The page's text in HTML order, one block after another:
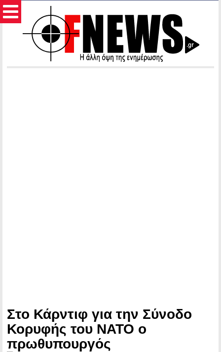
Στο Κάρντιφ για την Σύνοδο
Κορυφής του ΝΑΤΟ ο
πρωθυπουργός